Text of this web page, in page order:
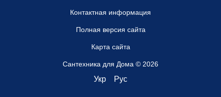
Контактная информация
Полная версия сайта
Карта сайта
Сантехника для Дома © 2026
Укр Рус